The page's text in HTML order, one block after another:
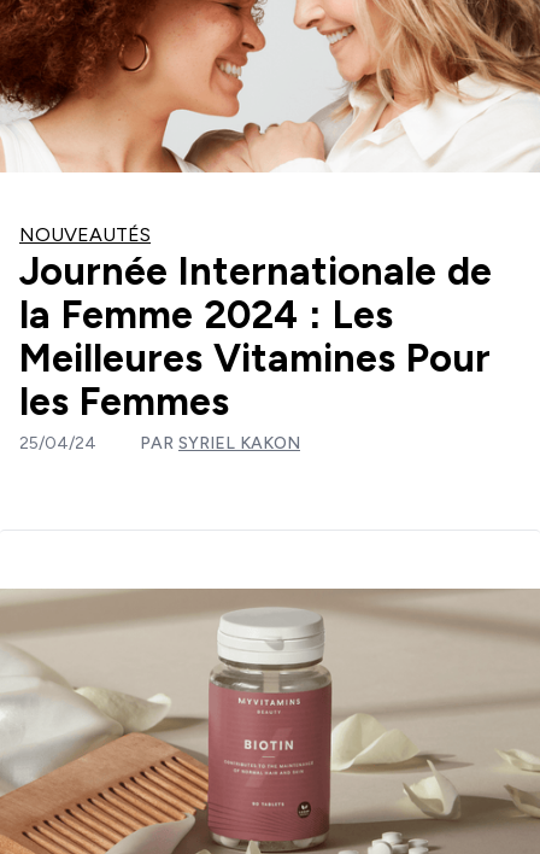
NOUVEAUTÉS
Journée Internationale de
la Femme 2024 : Les
Meilleures Vitamines Pour
les Femmes
25/04/24 PAR SYRIEL KAKON